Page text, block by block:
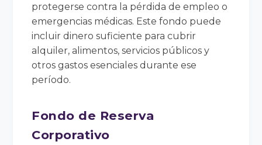
protegerse contra la pérdida de empleo o
emergencias médicas. Este fondo puede
incluir dinero suficiente para cubrir
alquiler, alimentos, servicios públicos y
otros gastos esenciales durante ese
período.
Fondo de Reserva
Corporativo